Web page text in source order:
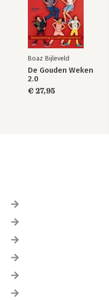
Boaz Bijleveld
De Gouden Weken
2.0
€ 27,95